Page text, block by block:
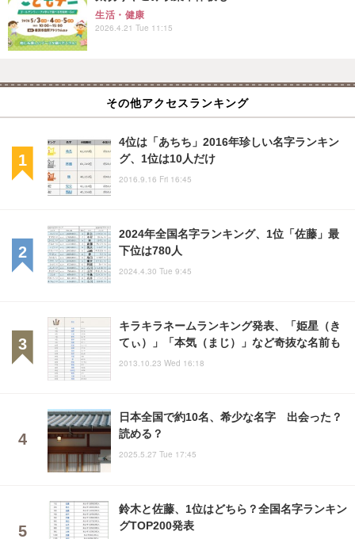
生活・健康
2026.4.21 Tue 11:15
その他アクセスランキング
4位は「あちち」2016年珍しい名字ランキン
グ、1位は10人だけ
2016.9.16 Fri 16:45
2024年全国名字ランキング、1位「佐藤」最
下位は780人
2024.4.30 Tue 9:45
キラキラネームランキング発表、「姫星（き
てぃ）」「本気（まじ）」など奇抜な名前も
2013.10.23 Wed 16:18
日本全国で約10名、希少な名字 出会った？
読める？
2025.5.27 Tue 17:45
鈴木と佐藤、1位はどちら？全国名字ランキン
グTOP200発表